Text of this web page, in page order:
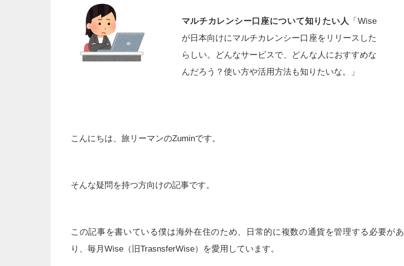
マルチカレンシー口座について知りたい人 「Wise
が日本向けにマルチカレンシー口座をリリースした
らしい。どんなサービスで、どんな人におすすめな
んだろう？使い方や活用方法も知りたいな。」
こんにちは、旅リーマンのZuminです。
そんな疑問を持つ方向けの記事です。
この記事を書いている僕は海外在住のため、日常的に複数の通貨を管理する必要があ
り、毎月Wise（旧TrasnsferWise）を愛用しています。